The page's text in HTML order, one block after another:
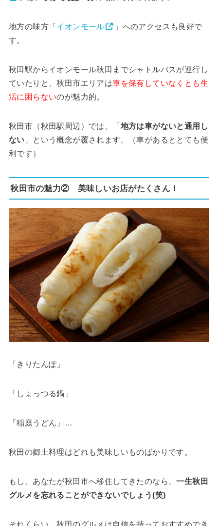
地方の味方「 イオンモール
」へのアクセスも良好で
す。
秋田駅からイオンモール秋田までシャトルバスが運行し
ていたりと、秋田市エリアは車を保有していなくとも生
活に困らないのが魅力的。
秋田市（秋田駅周辺）では、「 地方は車がないと通用し
ない 」という概念が覆されます。（車があるととても便
利です）
秋田市の魅力② 美味しいお店がたくさん！
「きりたんぽ」
「しょっつる鍋」
「稲庭うどん」…
秋田の郷土料理はどれも美味しいものばかりです。
もし、あなたが秋田市へ移住してきたのなら、一生秋田
グルメを忘れることができないでしょう(笑)
それくらい、秋田のグルメは自信を持っておすすめでき